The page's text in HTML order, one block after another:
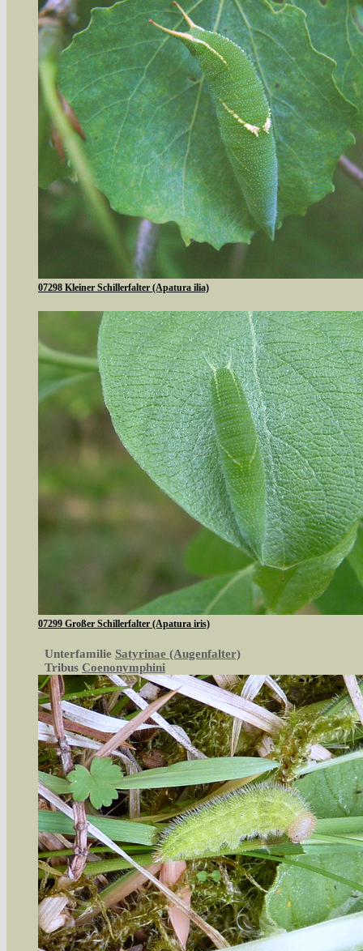
07298 Kleiner Schillerfalter (Apatura ilia)
07299 Großer Schillerfalter (Apatura iris)
Unterfamilie Satyrinae (Augenfalter)
Tribus Coenonymphini